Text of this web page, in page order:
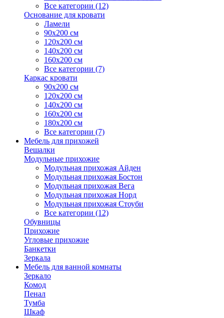
Все категории (12)
Основание для кровати
Ламели
90х200 см
120х200 см
140х200 см
160х200 см
Все категории (7)
Каркас кровати
90х200 см
120х200 см
140х200 см
160х200 см
180х200 см
Все категории (7)
Мебель для прихожей
Вешалки
Модульные прихожие
Модульная прихожая Айден
Модульная прихожая Бостон
Модульная прихожая Вега
Модульная прихожая Норд
Модульная прихожая Стоуби
Все категории (12)
Обувницы
Прихожие
Угловые прихожие
Банкетки
Зеркала
Мебель для ванной комнаты
Зеркало
Комод
Пенал
Тумба
Шкаф